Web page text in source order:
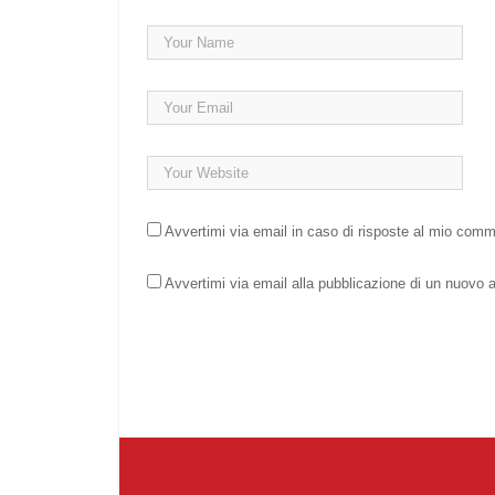
Avvertimi via email in caso di risposte al mio
Avvertimi via email alla pubblicazione di un nuovo